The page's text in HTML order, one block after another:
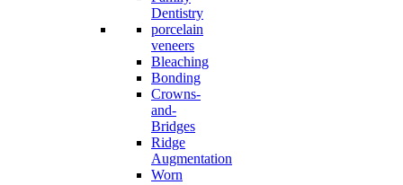
Dentistry
porcelain
veneers
Bleaching
Bonding
Crowns-
and-
Bridges
Ridge
Augmentation
Worn